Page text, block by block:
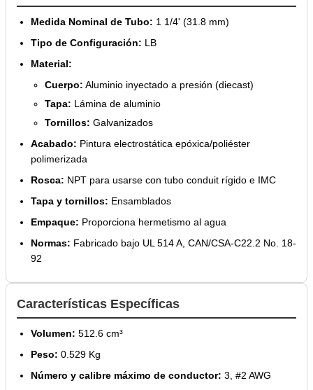
Medida Nominal de Tubo: 1 1/4' (31.8 mm)
Tipo de Configuración: LB
Material:
Cuerpo: Aluminio inyectado a presión (diecast)
Tapa: Lámina de aluminio
Tornillos: Galvanizados
Acabado: Pintura electrostática epóxica/poliéster
polimerizada
Rosca: NPT para usarse con tubo conduit rígido e IMC
Tapa y tornillos: Ensamblados
Empaque: Proporciona hermetismo al agua
Normas: Fabricado bajo UL 514 A, CAN/CSA-C22.2 No. 18-
92
Características Específicas
Volumen: 512.6 cm³
Peso: 0.529 Kg
Número y calibre máximo de conductor: 3, #2 AWG